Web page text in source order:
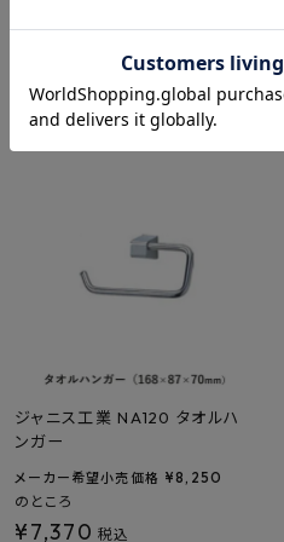
¥12,980 税込
ジャニス工業 NA120 タオルハ
ンガー
メーカー希望小売価格 ¥8,250
のところ
¥7,370 税込